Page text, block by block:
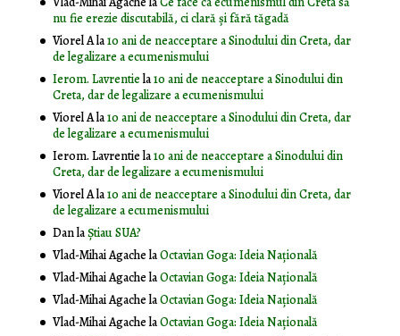
nu fie erezie discutabilă, ci clară și fără tăgadă
Viorel Ala10 ani de neacceptare a Sinodului din Creta, dar
de legalizare a ecumenismului
Ierom. Lavrentiela10 ani de neacceptare a Sinodului din
Creta, dar de legalizare a ecumenismului
Viorel Ala10 ani de neacceptare a Sinodului din Creta, dar
de legalizare a ecumenismului
Ierom. Lavrentiela10 ani de neacceptare a Sinodului din
Creta, dar de legalizare a ecumenismului
Viorel Ala10 ani de neacceptare a Sinodului din Creta, dar
de legalizare a ecumenismului
DanlaȘtiau SUA?
Vlad-Mihai AgachelaOctavian Goga: Ideia Naţională
Vlad-Mihai AgachelaOctavian Goga: Ideia Naţională
Vlad-Mihai AgachelaOctavian Goga: Ideia Naţională
Vlad-Mihai AgachelaOctavian Goga: Ideia Naţională